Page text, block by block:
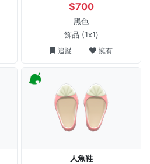
$700
黑色
飾品 (1x1)
追蹤 擁有
人魚鞋